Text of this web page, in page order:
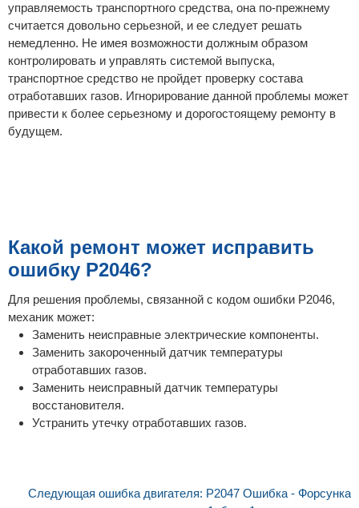
управляемость транспортного средства, она по-прежнему
считается довольно серьезной, и ее следует решать
немедленно. Не имея возможности должным образом
контролировать и управлять системой выпуска,
транспортное средство не пройдет проверку состава
отработавших газов. Игнорирование данной проблемы может
привести к более серьезному и дорогостоящему ремонту в
будущем.
Какой ремонт может исправить
ошибку P2046?
Для решения проблемы, связанной с кодом ошибки P2046,
механик может:
Заменить неисправные электрические компоненты.
Заменить закороченный датчик температуры
отработавших газов.
Заменить неисправный датчик температуры
восстановителя.
Устранить утечку отработавших газов.
Следующая ошибка двигателя: P2047 Ошибка - Форсунка